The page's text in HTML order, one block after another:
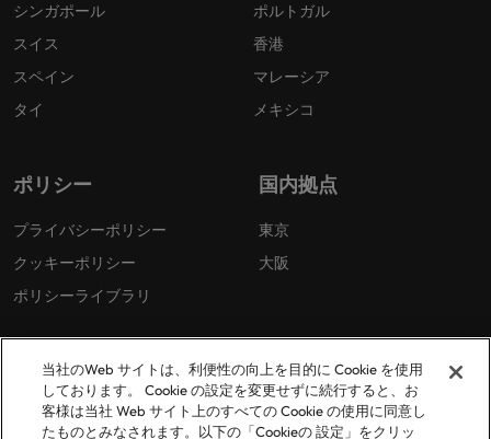
シンガポール
スイス
スペイン
タイ
ポルトガル
香港
マレーシア
メキシコ
ポリシー
プライバシーポリシー
クッキーポリシー
ポリシーライブラリ
国内拠点
東京
大阪
当社のWeb サイトは、利便性の向上を目的に Cookie を使用
しております。 Cookie の設定を変更せずに続行すると、お
客様は当社 Web サイト上のすべての Cookie の使用に同意し
たものとみなされます。以下の「Cookieの 設定」をクリッ